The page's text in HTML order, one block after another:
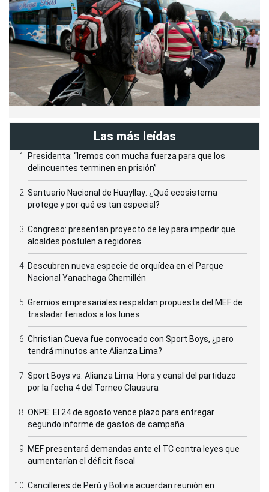
Las más leídas
Presidenta: “Iremos con mucha fuerza para que los
delincuentes terminen en prisión”
Santuario Nacional de Huayllay: ¿Qué ecosistema
protege y por qué es tan especial?
Congreso: presentan proyecto de ley para impedir que
alcaldes postulen a regidores
Descubren nueva especie de orquídea en el Parque
Nacional Yanachaga Chemillén
Gremios empresariales respaldan propuesta del MEF de
trasladar feriados a los lunes
Christian Cueva fue convocado con Sport Boys, ¿pero
tendrá minutos ante Alianza Lima?
Sport Boys vs. Alianza Lima: Hora y canal del partidazo
por la fecha 4 del Torneo Clausura
ONPE: El 24 de agosto vence plazo para entregar
segundo informe de gastos de campaña
MEF presentará demandas ante el TC contra leyes que
aumentarían el déficit fiscal
Cancilleres de Perú y Bolivia acuerdan reunión en